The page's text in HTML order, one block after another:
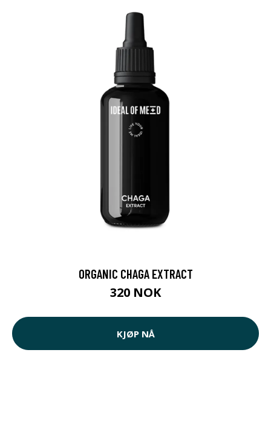
ORGANIC CHAGA EXTRACT
320 NOK
KJØP NÅ